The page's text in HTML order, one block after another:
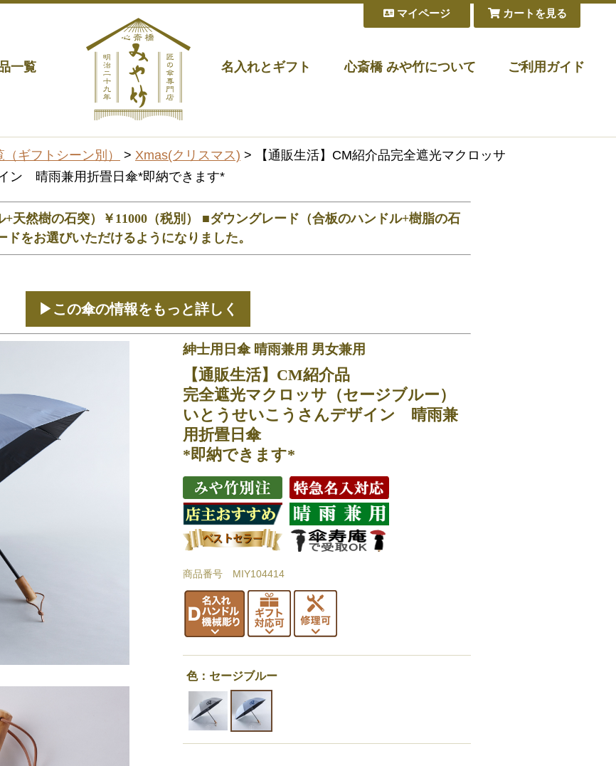
一覧 名入れとギフト 心斎橋 みや竹について ご利用ガイド
カートを見る
マイページ
ギフトシーン別） > Xmas(クリスマス) > 【通販生活】CM紹介品完全遮光マクロッサ
ン 晴雨兼用折畳日傘*即納できます*
天然樹の石突）￥11000（税別） ■ダウングレード（合板のハンドル+樹脂の石
をお選びいただけるようになりました。
▶この傘の情報をもっと詳しく
紳士用日傘 晴雨兼用 男女兼用
【通販生活】CM紹介品
完全遮光マクロッサ（セージブルー）
いとうせいこうさんデザイン 晴雨兼
用折畳日傘
*即納できます*
商品番号 MIY104414
色：セージブルー